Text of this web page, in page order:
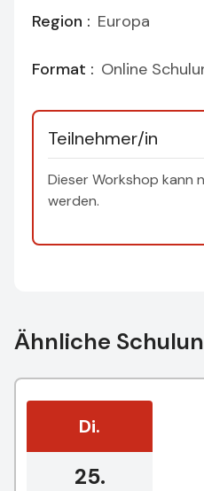
Region : Europa
Format : Online
Teilnehmer/in
Dieser Workshop kann
werden.
Ähnliche
Di.
25.